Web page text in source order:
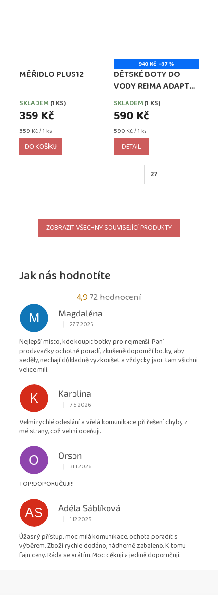
MĚŘIDLO PLUS12
SKLADEM (1 KS)
359 Kč
Měrná
cena:
359 Kč / 1 ks
DO KOŠÍKU
940 Kč –37 %
DĚTSKÉ BOTY DO
VODY REIMA ADAPT
CYAN BLUE
SKLADEM (1 KS)
590 Kč
Měrná
cena:
590 Kč / 1 ks
DETAIL
27
ZOBRAZIT VŠECHNY SOUVISEJÍCÍ PRODUKTY
Jak nás hodnotíte
4,9Průměrné
hodnocení
obchodu
4,9
z
72 hodnocení
M
Magdaléna
Hodnocení obchodu je 5 z 5 hvězdiček.
| 27.7.2026
Nejlepší místo, kde koupit botky pro nejmenší. Paní
prodavačky ochotně poradí, zkušeně doporučí botky, aby
seděly, nechají důkladně vyzkoušet a vždycky jsou tam všichni
velice milí.
K
Karolina
Hodnocení obchodu je 5 z 5 hvězdiček.
| 7.5.2026
Velmi rychlé odeslání a vřelá komunikace při řešení chyby z
mé strany, což velmi oceňuji.
O
Orson
Hodnocení obchodu je 5 z 5 hvězdiček.
| 31.1.2026
TOP!DOPORUČUJI!!
AS
Adéla Sáblíková
Hodnocení obchodu je 5 z 5 hvězdiček.
| 1.12.2025
Úžasný přístup, moc milá komunikace, ochota poradit s
výběrem. Zboží rychle dodáno, nádherně zabaleno. K tomu
fajn ceny. Ráda se vrátím. Moc děkuji a jedině doporučuji.